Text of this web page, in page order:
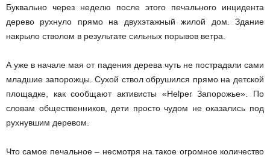
Буквально через неделю после этого печального инцидента
дерево рухнуло прямо на двухэтажный жилой дом. Здание
накрыло стволом в результате сильных порывов ветра.
А уже в начале мая от падения дерева чуть не пострадали сами
младшие запорожцы. Сухой ствол обрушился прямо на детской
площадке, как сообщают активисты «Helper Запорожье». По
словам общественников, дети просто чудом не оказались под
рухнувшим деревом.
Что самое печальное – несмотря на такое огромное количество